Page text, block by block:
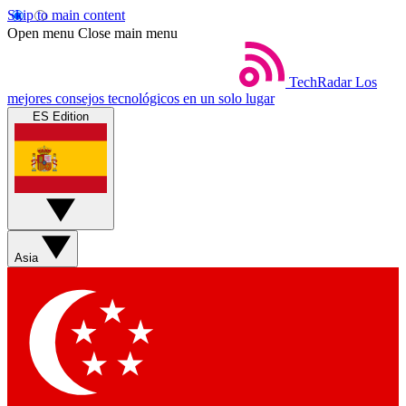
Skip to main content
Open menu Close main menu
TechRadar Los
mejores consejos tecnológicos en un solo lugar
ES Edition
Asia